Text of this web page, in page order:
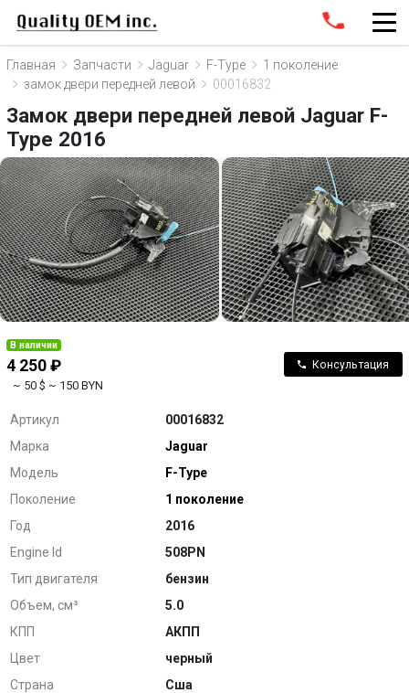
Главная Запчасти Jaguar F-Type
1 поколение
замок двери передней левой
00016832
Замок двери передней левой Jaguar F-
Type 2016
В наличии
4 250 ₽
~ 50 $ ~ 150 BYN
Консультация
Артикул
00016832
Марка
Jaguar
Модель
F-Type
Поколение
1 поколение
Год
2016
Engine Id
508PN
Тип двигателя
бензин
Объем, см³
5.0
КПП
АКПП
Цвет
черный
Страна
Сша